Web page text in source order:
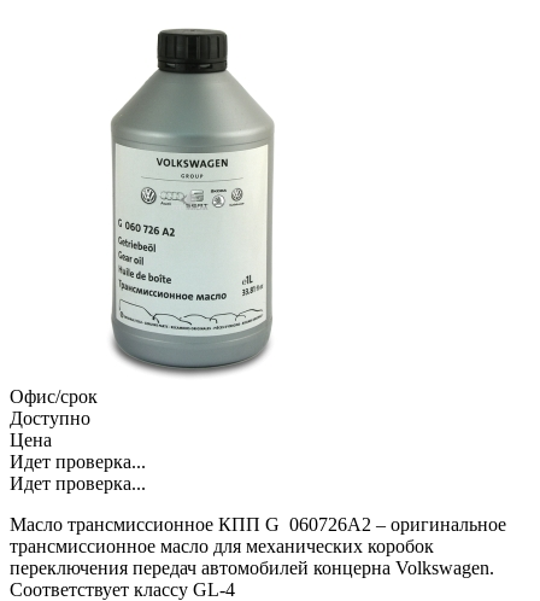
Офис/срок
Доступно
Цена
Идет проверка...
Идет проверка...
Масло трансмиссионное КПП G 060726A2 – оригинальное
трансмиссионное масло для механических коробок
переключения передач автомобилей концерна Volkswagen.
Соответствует классу GL-4